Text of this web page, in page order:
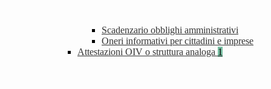
Scadenzario obblighi amministrativi
Oneri informativi per cittadini e imprese
Attestazioni OIV o struttura analoga 1